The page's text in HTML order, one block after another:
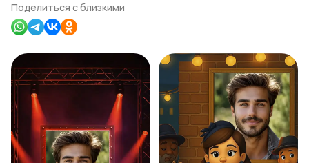
Поделиться с близкими